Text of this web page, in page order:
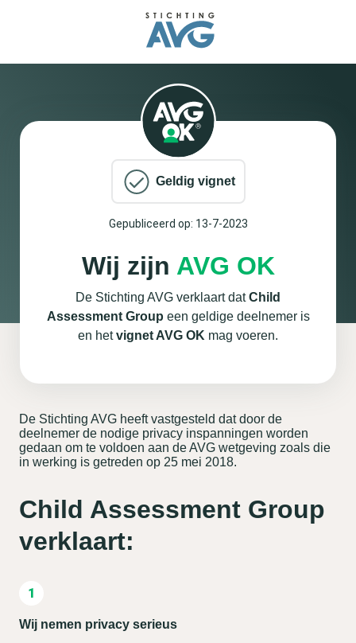
Geldig vignet
Gepubliceerd op: 13-7-2023
Wij zijn AVG OK
De Stichting AVG verklaart datChild
Assessment Group een geldige deelnemer is
en hetvignet AVG OK mag voeren.
De Stichting AVG heeft vastgesteld dat door de
deelnemer de nodige privacy inspanningen worden
gedaan om te voldoen aan de AVG wetgeving zoals die
in werking is getreden op 25 mei 2018.
Child Assessment Group
verklaart:
Wij nemen privacy serieus